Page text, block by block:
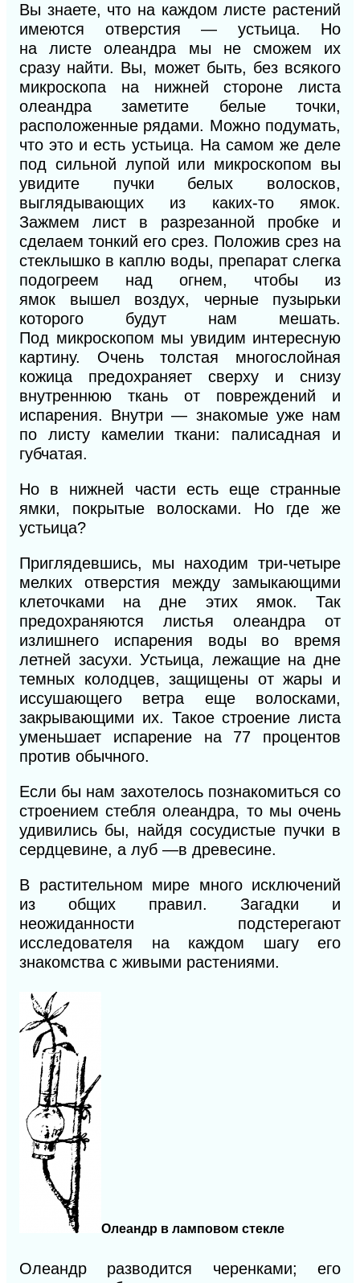
Вы знаете, что на каждомлисте растений
имеются отверстия — устьица. Но
налистеолеандра мы не сможем их
сразу найти. Вы, может быть, без всякого
микроскопа на нижней стороне листа
олеандра заметите белые точки,
расположенные рядами. Можно подумать,
что это и есть устьица. На самом же деле
под сильной лупой или микроскопом вы
увидите пучки белых волосков,
выглядывающих из каких-тоямок.
Зажмем лист в разрезанной пробке и
сделаем тонкий его срез. Положив срез на
стеклышко в каплю воды, препарат слегка
подогреем над огнем, чтобы из
ямок вышел воздух, черные пузырьки
которого будут нам мешать.
Под микроскопом мы увидим интересную
картину. Очень толстая многослойная
кожица предохраняет сверху и снизу
внутреннюю ткань от повреждений и
испарения. Внутри — знакомые уже нам
по листу камелии ткани: палисадная и
губчатая.
Но в нижней части есть еще странные
ямки, покрытые волосками. Но где же
устьица?
Приглядевшись, мы находим три-четыре
мелких отверстия между замыкающими
клеточками на дне этих ямок. Так
предохраняются листья олеандра от
излишнего испарения воды во время
летней засухи. Устьица, лежащие на дне
темных колодцев, защищены от жары и
иссушающего ветра еще волосками,
закрывающими их. Такое строение листа
уменьшает испарение на 77 процентов
против обычного.
Если бы нам захотелось познакомиться со
строением стебля олеандра, то мы очень
удивились бы, найдя сосудистые пучки в
сердцевине, а луб —в древесине.
В растительном мире много исключений
из общих правил. Загадки и
неожиданности подстерегают
исследователя на каждом шагу его
знакомства с живыми растениями.
Олеандр в ламповом стекле
Олеандр разводится черенками; его